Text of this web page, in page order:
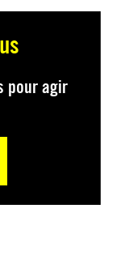
pour agir